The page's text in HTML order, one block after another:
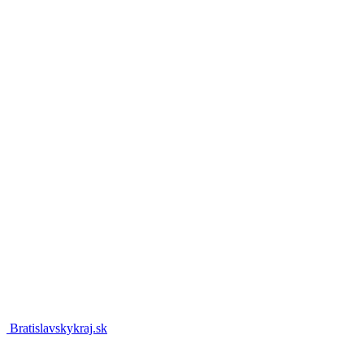
Bratislavskykraj.sk